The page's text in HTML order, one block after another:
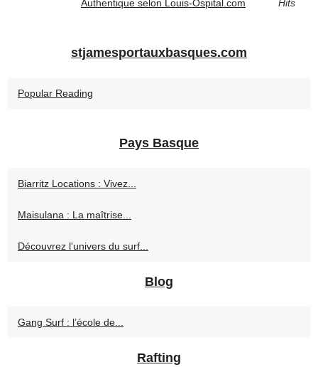
Authentique selon Louis-Ospital.com Hits
stjamesportauxbasques.com
Popular Reading
Pays Basque
Biarritz Locations : Vivez...
Maisulana : La maîtrise...
Découvrez l'univers du surf...
Blog
Gang Surf : l’école de...
Rafting